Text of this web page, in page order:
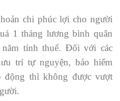
chi phúc lợi cho người
1 tháng lương bình quân
tính thuế. Đối với các
trí tự nguyện, bảo hiểm
động thì không được vượt